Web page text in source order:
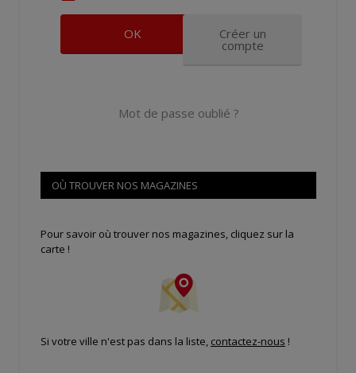
Créer un
compte
Mot de passe oublié ?
OÙ TROUVER NOS MAGAZINES
Pour savoir où trouver nos magazines, cliquez sur la
carte !
Si votre ville n'est pas dans la liste, contactez-nous !